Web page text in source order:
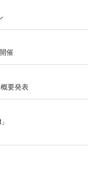
催
要発表